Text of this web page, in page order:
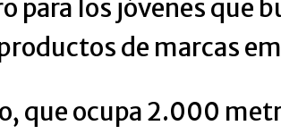
para los jóvenes que
de marcas
que ocupa 2.000